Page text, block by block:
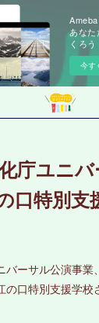
あなた
くろう
今す
庁ユニ
口特別支
バーサル公演事業
の口特別支援学校